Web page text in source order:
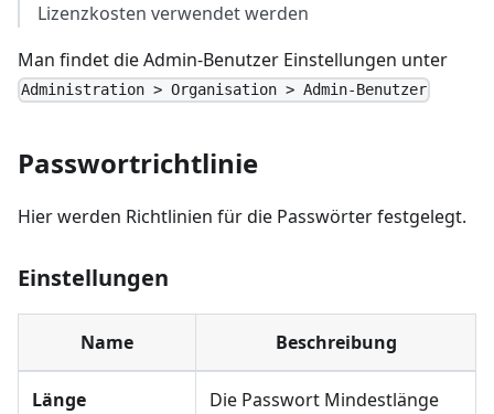
Lizenzkosten verwendet werden
Man findet die Admin-Benutzer Einstellungen unter
Administration > Organisation > Admin-Benutzer
Passwortrichtlinie
Hier werden Richtlinien für die Passwörter festgelegt.
Einstellungen
Name Beschreibung
Länge Die Passwort Mindestlänge